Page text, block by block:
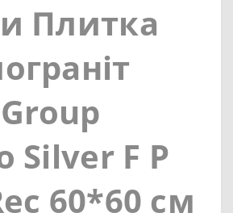
Плитка
Silver F P
60*60 см